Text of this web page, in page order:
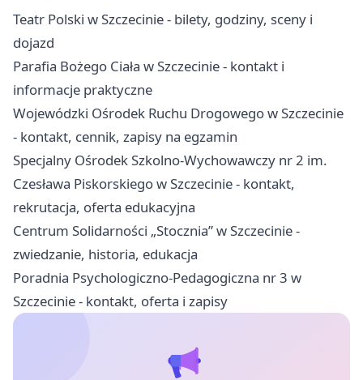
Teatr Polski w Szczecinie - bilety, godziny, sceny i
dojazd
Parafia Bożego Ciała w Szczecinie - kontakt i
informacje praktyczne
Wojewódzki Ośrodek Ruchu Drogowego w Szczecinie
- kontakt, cennik, zapisy na egzamin
Specjalny Ośrodek Szkolno-Wychowawczy nr 2 im.
Czesława Piskorskiego w Szczecinie - kontakt,
rekrutacja, oferta edukacyjna
Centrum Solidarności „Stocznia” w Szczecinie -
zwiedzanie, historia, edukacja
Poradnia Psychologiczno-Pedagogiczna nr 3 w
Szczecinie - kontakt, oferta i zapisy